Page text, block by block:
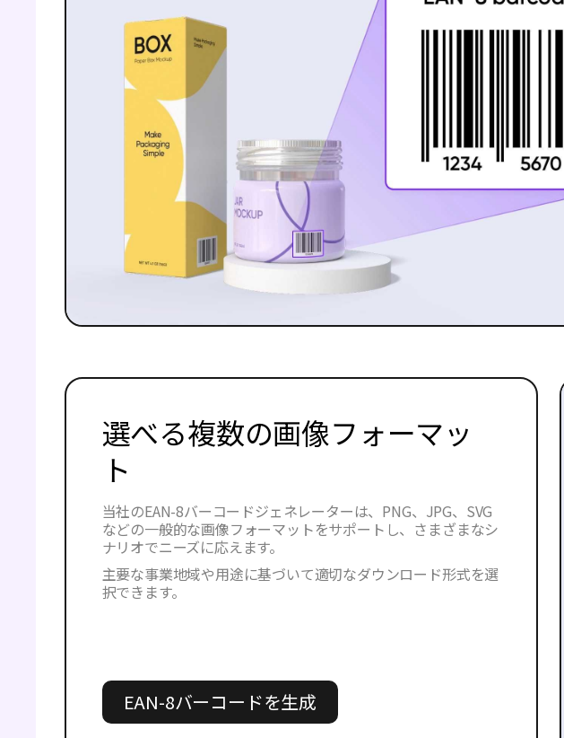
選べる複数の画像フォーマッ
ト
当社のEAN-8バーコードジェネレーターは、PNG、JPG、SVG
などの一般的な画像フォーマットをサポートし、さまざまなシ
ナリオでニーズに応えます。
主要な事業地域や用途に基づいて適切なダウンロード形式を選
択できます。
EAN-8バーコードを生成